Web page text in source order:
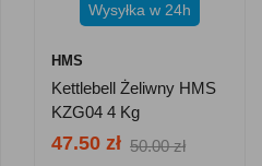
Wysyłka w 24h
HMS
Kettlebell Żeliwny HMS
KZG04 4 Kg
47.50 zł 50.00 zł